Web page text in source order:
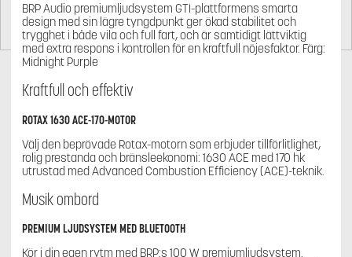
BRP Audio premiumljudsystem GTI-plattformens smarta
design med sin lägre tyngdpunkt ger ökad stabilitet och
trygghet i både vila och full fart, och är samtidigt lättviktig
med extra respons i kontrollen för en kraftfull nöjesfaktor. Färg:
Midnight Purple
Kraftfull och effektiv
ROTAX 1630 ACE-170-MOTOR
Välj den beprövade Rotax-motorn som erbjuder tillförlitlighet,
rolig prestanda och bränsleekonomi: 1630 ACE med 170 hk
utrustad med Advanced Combustion Efficiency (ACE)-teknik.
Musik ombord
PREMIUM LJUDSYSTEM MED BLUETOOTH
Kör i din egen rytm med BRP:s 100 W premiumljudsystem.